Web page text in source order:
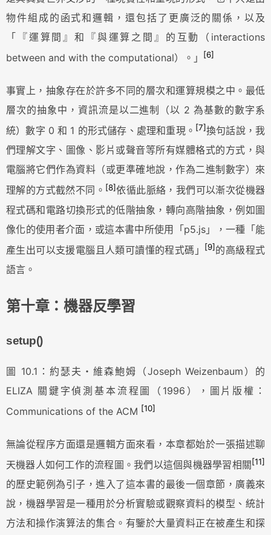
物件組成的函式和邏輯，還包括了更廣泛的關係，以及
「『運算間』和『與運算之間』的互動（interactions
between and with the computational）。」
[6]
事實上，抽象存在於許多不同的層次和運算規模之中。最低
層次的抽象中，資訊流是以二進制（以 2 為基數的數字系
統）數字 0 和 1 的形式儲存、處理和重現。 [7]換句話說，我
們理解文字、圖像、影片或聲音等所有媒體格式的方式，與
電腦將它們作為資料（或更準確地說，作為二進制數字）來
理解的方式截然不同。 [8]依循此脈絡，我們可以漸次從機器
程式碼和電路切換形式的低階抽象，轉向高階抽象，例如圖
像化的使用者介面，或這本書中所使用「p5.js」，一種「能
產生出可以支援電腦且人類可讀懂的程式碼」
[9]的高級程式
語言。
第十章：機器反學習
setup()
圖 10.1：約瑟夫・維森鮑姆（Joseph Weizenbaum）的
ELIZA 關鍵字偵測基本流程圖（1996），圖片版權：
Communications of the ACM [10]
無論從程序方面還是邏輯方面來看，本章都始於一張描述聊
天機器人如何工作的流程圖。我們以這個與機器學習相關[11]
的歷史範例為引子，進入了這本書的最後一個章節，廣義來
說，機器學習是一種用於分析實驗或觀察資料的模型、統計
方法和操作演算法的集合。有鑒於大量資料正在被產生和探